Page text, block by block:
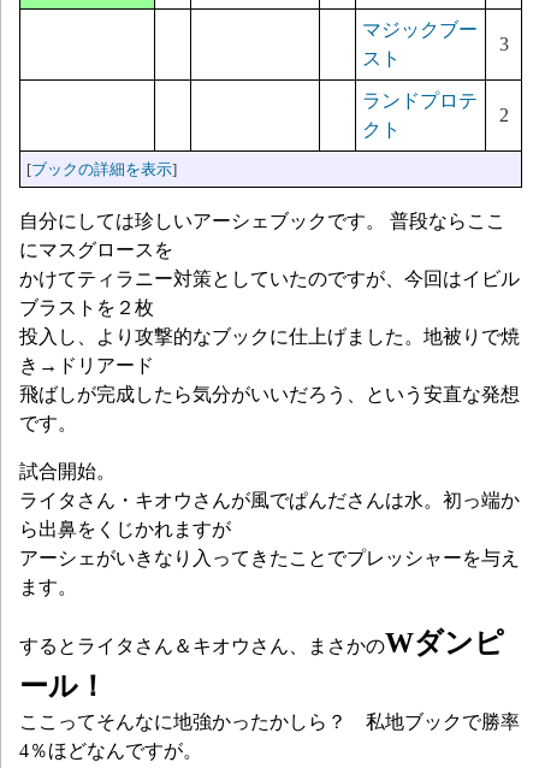
マジックブー
スト
3
ランドプロテ
クト
2
[ブックの詳細を表示]
自分にしては珍しいアーシェブックです。 普段ならここ
にマスグロースを
かけてティラニー対策としていたのですが、今回はイビル
ブラストを２枚
投入し、より攻撃的なブックに仕上げました。地被りで焼
き→ドリアード
飛ばしが完成したら気分がいいだろう、という安直な発想
です。
試合開始。
ライタさん・キオウさんが風でぱんださんは水。初っ端か
ら出鼻をくじかれますが
アーシェがいきなり入ってきたことでプレッシャーを与え
ます。
するとライタさん＆キオウさん、まさかのWダンピ
ール！
ここってそんなに地強かったかしら？ 私地ブックで勝率
4％ほどなんですが。